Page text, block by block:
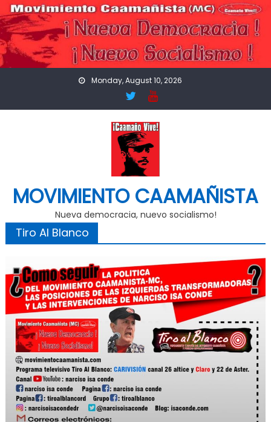
Skip
to
content
Monday, August 10, 2026
MOVIMIENTO CAAMAÑISTA
Nueva democracia, nuevo socialismo!
Tiro Al Blanco